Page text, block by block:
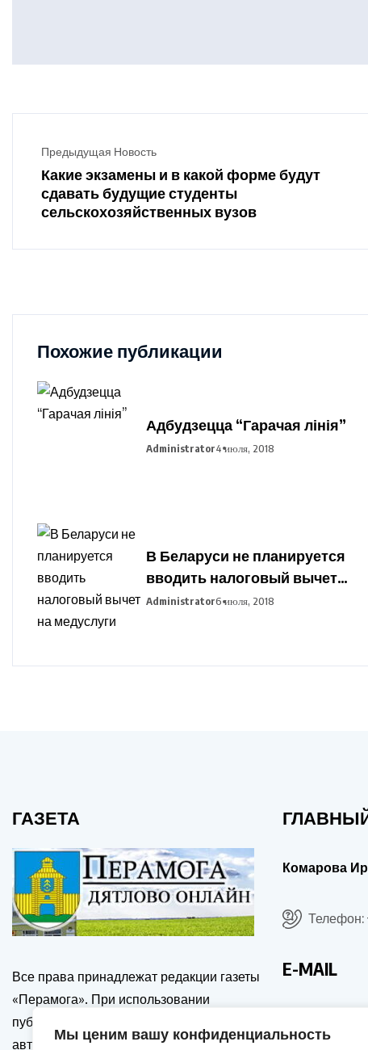
Мы ценим вашу конфиденциальность
Предыдущая Новость
Какие экзамены и в какой форме будут
сдавать будущие студенты
сельскохозяйственных вузов
Похожие публикации
Адбудзецца “Гарачая лінія”
Administrator4 июля, 2018
В Беларуси не планируется
вводить налоговый вычет
на медуслуги
Administrator6 июля, 2018
ГАЗЕТА
Все права принадлежат редакции газеты
«Перамога». При использовании
публикаций сайта, ссылка на источник и
автора обязательна. Перепечатка
Комарова
Телефон:
E-MAIL